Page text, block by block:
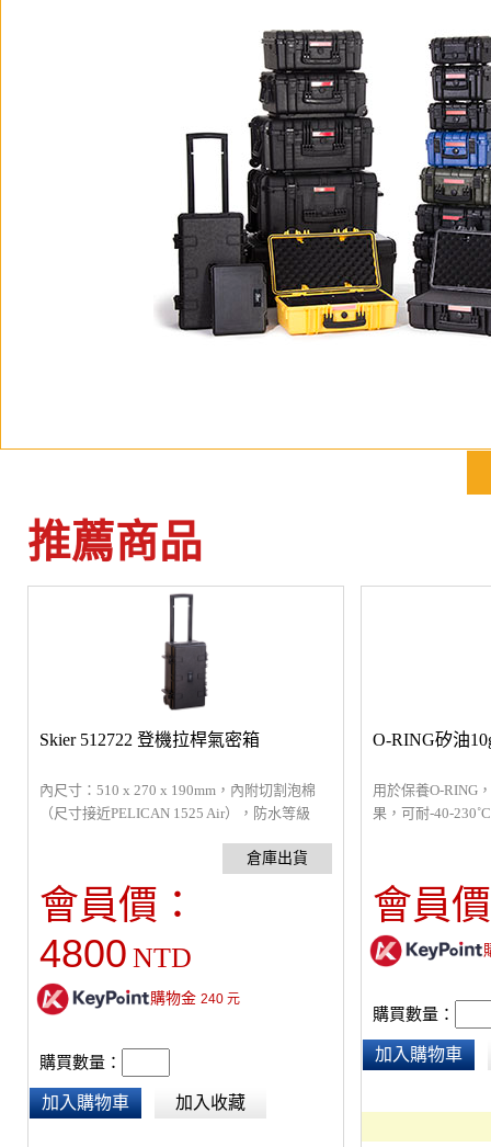
推薦商品
Skier 512722 登機拉桿氣密箱
內尺寸：510 x 270 x 190mm，內附切割泡棉
（尺寸接近PELICAN 1525 Air），防水等級
一起上山下海的好伙伴給你最全面安心的防
護，是提箱也是防潮箱。專業等級的防護規
格，在嚴酷的環境中可保護你的精密儀器不受
會員價：
4800 NTD
購物金 240元
購買數量：
加入購物車 加入收藏
O-RING矽油
用於保養O-RING
果，可耐-40-
會員
購買數量：
加入購物車